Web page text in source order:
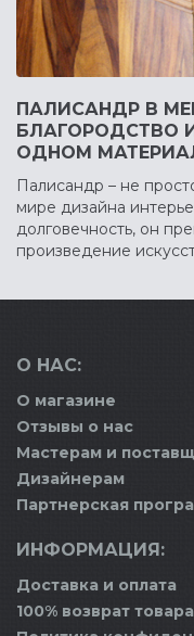
ПАЛИСАНДР В
БЛАГОРОДСТВО
ОДНОМ
Палисандр – не
мире дизайна
долговечность, он
произведение
О НАС:
О магазине
Отзывы о нас
Мастерам и
Дизайнерам
Партнерская
ИНФОРМАЦИЯ:
Доставка и оплата
100% возврат товара